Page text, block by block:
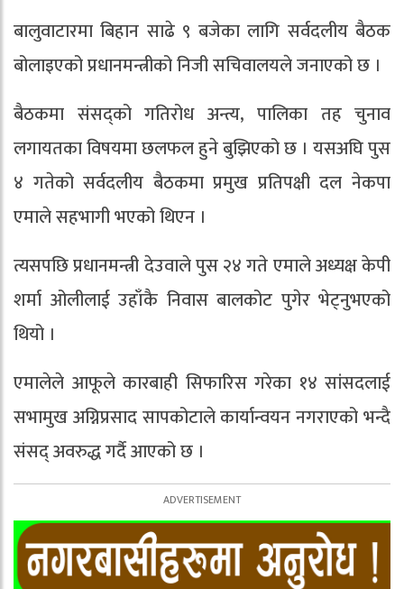
बालुवाटारमा बिहान साढे ९ बजेका लागि सर्वदलीय बैठक
बोलाइएको प्रधानमन्त्रीको निजी सचिवालयले जनाएको छ ।
बैठकमा संसद्को गतिरोध अन्त्य, पालिका तह चुनाव
लगायतका विषयमा छलफल हुने बुझिएको छ । यसअघि पुस
४ गतेको सर्वदलीय बैठकमा प्रमुख प्रतिपक्षी दल नेकपा
एमाले सहभागी भएको थिएन ।
त्यसपछि प्रधानमन्त्री देउवाले पुस २४ गते एमाले अध्यक्ष केपी
शर्मा ओलीलाई उहाँकै निवास बालकोट पुगेर भेट्नुभएको
थियो ।
एमालेले आफूले कारबाही सिफारिस गरेका १४ सांसदलाई
सभामुख अग्निप्रसाद सापकोटाले कार्यान्वयन नगराएको भन्दै
संसद् अवरुद्ध गर्दै आएको छ ।